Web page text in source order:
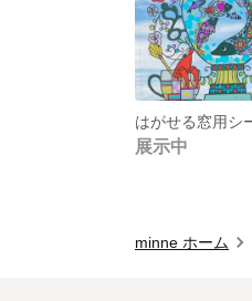
展示中
minne ホーム